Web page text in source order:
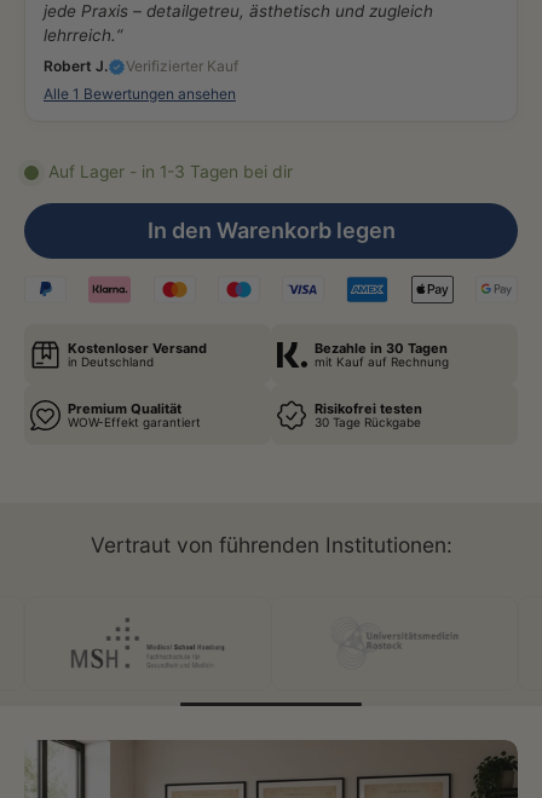
jede Praxis – detailgetreu, ästhetisch und zugleich
lehrreich.“
Robert J.
Verifizierter Kauf
Alle 1 Bewertungen ansehen
Auf Lager - in 1-3 Tagen bei dir
In den Warenkorb legen
Kostenloser Versand
in Deutschland
Bezahle in 30 Tagen
mit Kauf auf Rechnung
Premium Qualität
WOW-Effekt garantiert
Risikofrei testen
30 Tage Rückgabe
Vertraut von führenden Institutionen: